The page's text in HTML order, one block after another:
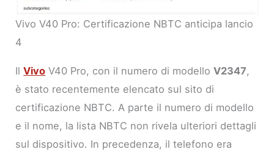
Vivo V40 Pro: Certificazione NBTC anticipa lancio
4
IlVivo V40 Pro, con il numero di modelloV2347,
è stato recentemente elencato sul sito di
certificazione NBTC. A parte il numero di modello
e il nome, la lista NBTC non rivela ulteriori dettagli
sul dispositivo. In precedenza, il telefono era